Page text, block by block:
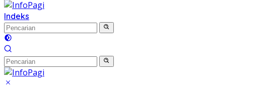
Indeks